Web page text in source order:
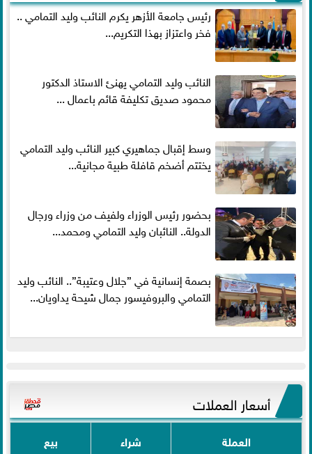
رئيس جامعة الأزهر يكرم النائب وليد التمامي ..
فخر واعتزاز بهذا التكريم...
النائب وليد التمامي يهنئ الاستاذ الدكتور
محمود صديق تكليفة قائم باعمال ...
وسط إقبال جماهيري كبير النائب وليد التمامي
يختتم أضخم قافلة طبية مجانية...
بحضور رئيس الوزراء ولفيف من وزراء ورجال
الدولة.. النائبان وليد التمامي ومحمد...
بصمة إنسانية في ”جلال وعتيبة”.. النائب وليد
التمامي والبروفيسور جمال شيحة يداويان...
أسعار العملات
العملة شراء بيع